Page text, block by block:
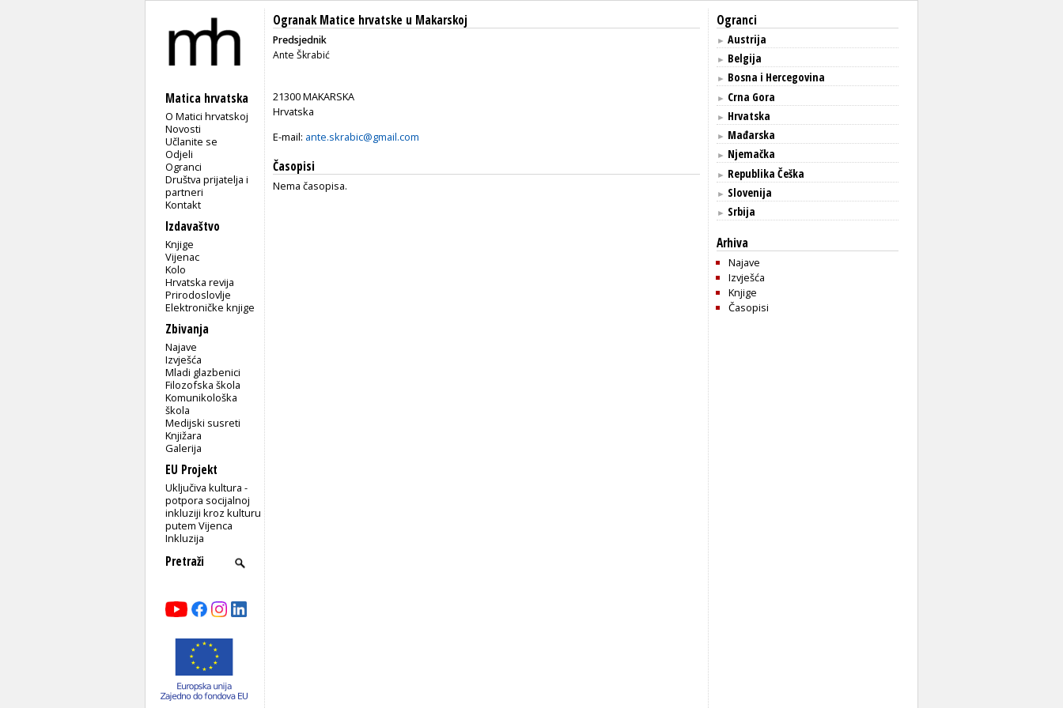
Matica hrvatska
O Matici hrvatskoj
Novosti
Učlanite se
Odjeli
Ogranci
Društva prijatelja i
partneri
Kontakt
Izdavaštvo
Knjige
Vijenac
Kolo
Hrvatska revija
Prirodoslovlje
Elektroničke knjige
Zbivanja
Najave
Izvješća
Mladi glazbenici
Filozofska škola
Komunikološka
škola
Medijski susreti
Knjižara
Galerija
EU Projekt
Uključiva kultura -
potpora socijalnoj
inkluziji kroz kulturu
putem Vijenca
Inkluzija
Ogranak Matice hrvatske u Makarskoj
Predsjednik
Ante Škrabić
21300 MAKARSKA
Hrvatska
E-mail: ante.skrabic@gmail.com
Časopisi
Nema časopisa.
Ogranci
► Austrija
► Belgija
► Bosna i Hercegovina
► Crna Gora
► Hrvatska
► Mađarska
► Njemačka
► Republika Češka
► Slovenija
► Srbija
Arhiva
Najave
Izvješća
Knjige
Časopisi